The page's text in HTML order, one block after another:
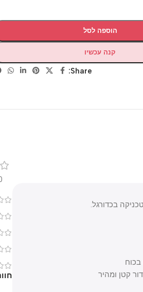
הוספה לסל
קנה עכשיו
Share:
בכדורגל.
ומהיר
חוות